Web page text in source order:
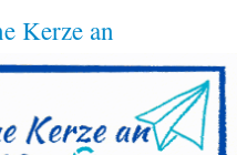
Kerze an